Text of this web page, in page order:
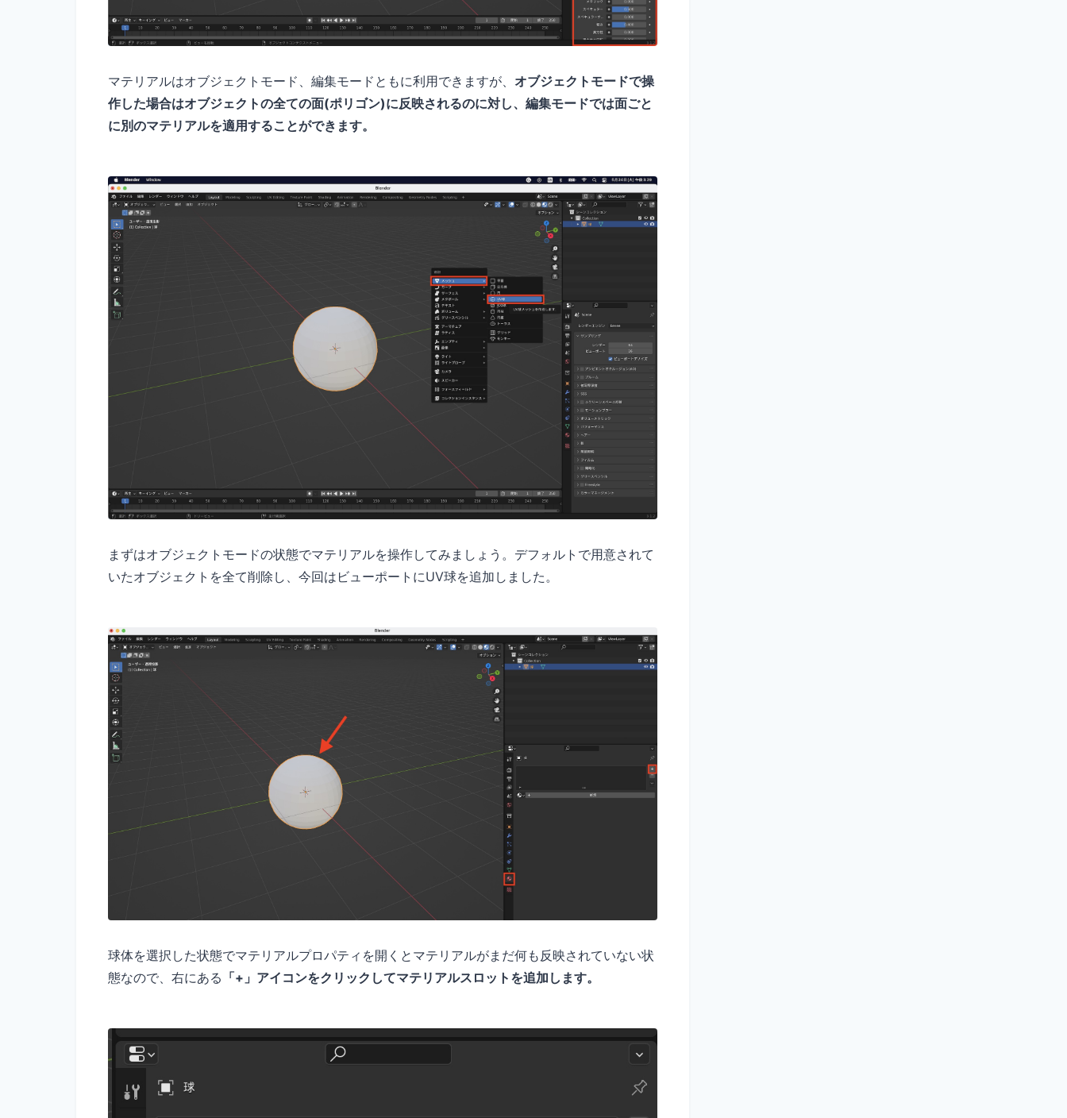
マテリアルはオブジェクトモード、編集モードともに利用できますが、 オブジェクトモードで操
作した場合はオブジェクトの全ての面(ポリゴン)に反映されるのに対し、編集モードでは面ごと
に別のマテリアルを適用することができます。
まずはオブジェクトモードの状態でマテリアルを操作してみましょう。デフォルトで用意されて
いたオブジェクトを全て削除し、今回はビューポートにUV球を追加しました。
球体を選択した状態でマテリアルプロパティを開くとマテリアルがまだ何も反映されていない状
態なので、右にある 「+」アイコンをクリックしてマテリアルスロットを追加します。